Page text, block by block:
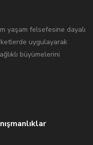
yaşam felsefesine dayalı
uygulayarak
büyümelerini